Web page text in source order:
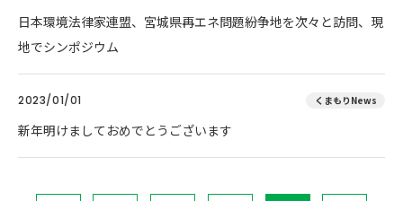
日本環境法律家連盟、宮城県再エネ問題紛争地を次々と訪問、現
地でシンポジウム
2023/01/01 くまもりNews
新年明けましておめでとうございます